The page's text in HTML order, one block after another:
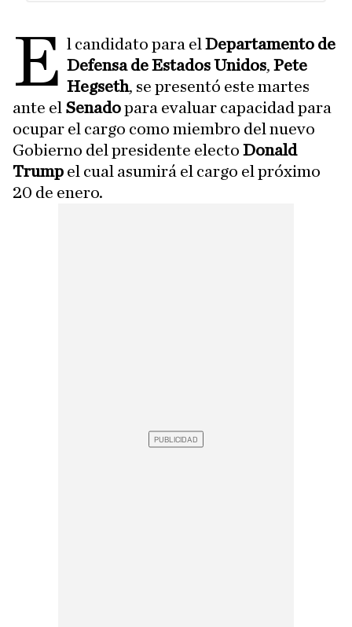
e l candidato para elDepartamento de
Defensa de Estados Unidos,Pete
Hegseth, se presentó este martes
ante el Senadopara evaluar capacidad para
ocupar el cargo como miembro del nuevo
Gobierno del presidente electo Donald
Trump el cual asumirá el cargo el próximo
20 de enero.